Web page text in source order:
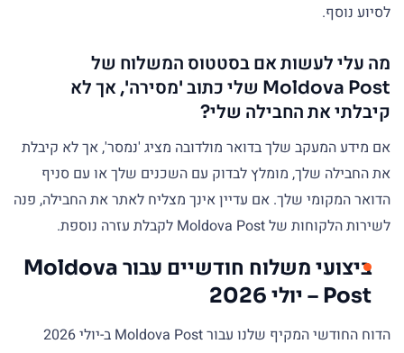
לסיוע נוסף.
מה עלי לעשות אם בסטטוס המשלוח של
Moldova Post שלי כתוב 'מסירה', אך לא
קיבלתי את החבילה שלי?
אם מידע המעקב שלך בדואר מולדובה מציג 'נמסר', אך לא קיבלת
את החבילה שלך, מומלץ לבדוק עם השכנים שלך או עם סניף
הדואר המקומי שלך. אם עדיין אינך מצליח לאתר את החבילה, פנה
לשירות הלקוחות של Moldova Post לקבלת עזרה נוספת.
ביצועי משלוח חודשיים עבור Moldova
Post – יולי 2026
הדוח החודשי המקיף שלנו עבור Moldova Post ב-יולי 2026